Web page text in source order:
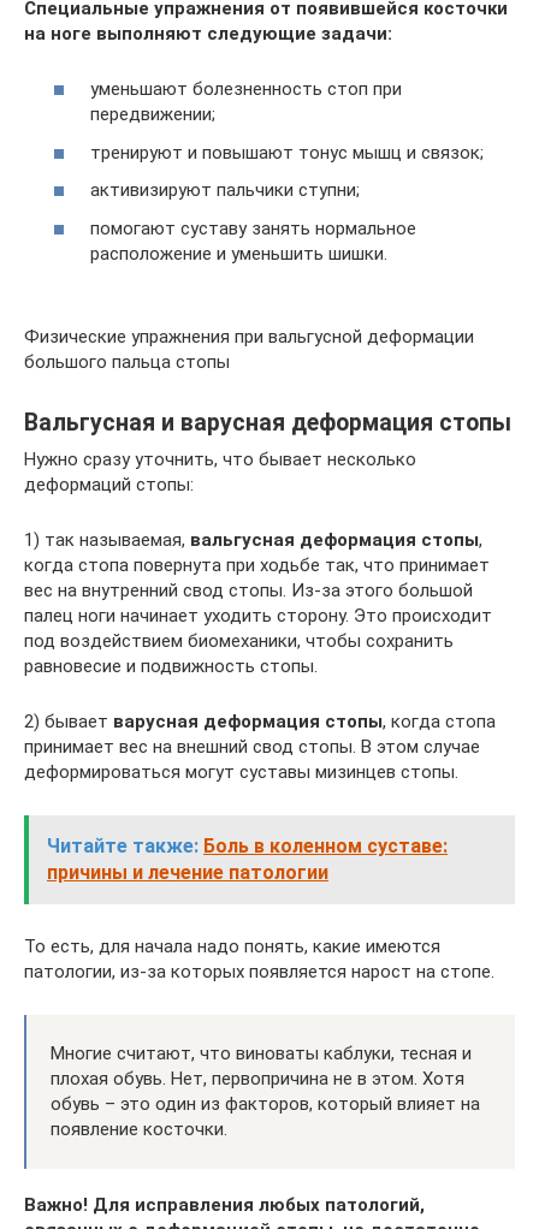
Специальные упражнения от появившейся косточки
на ноге выполняют следующие задачи:
уменьшают болезненность стоп при
передвижении;
тренируют и повышают тонус мышц и связок;
активизируют пальчики ступни;
помогают суставу занять нормальное
расположение и уменьшить шишки.
Физические упражнения при вальгусной деформации
большого пальца стопы
Вальгусная и варусная деформация стопы
Нужно сразу уточнить, что бывает несколько
деформаций стопы:
1) так называемая, вальгусная деформация стопы,
когда стопа повернута при ходьбе так, что принимает
вес на внутренний свод стопы. Из-за этого большой
палец ноги начинает уходить сторону. Это происходит
под воздействием биомеханики, чтобы сохранить
равновесие и подвижность стопы.
2) бывает варусная деформация стопы, когда стопа
принимает вес на внешний свод стопы. В этом случае
деформироваться могут суставы мизинцев стопы.
Читайте также: Боль в коленном суставе:
причины и лечение патологии
То есть, для начала надо понять, какие имеются
патологии, из-за которых появляется нарост на стопе.
Многие считают, что виноваты каблуки, тесная и
плохая обувь. Нет, первопричина не в этом. Хотя
обувь – это один из факторов, который влияет на
появление косточки.
Важно! Для исправления любых патологий,